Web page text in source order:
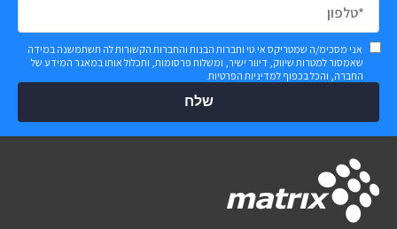
אני מסכימ/ה שמטריקס אי.טי וחברות הבנות והחברות הקשורות לה תשתמשנה במידה
שאמסור למטרות שיווק, דיוור ישיר, ומשלוח פרסומות, ותכלול אותו במאגר המידע של
החברה, והכל בכפוף למדיניות הפרטיות
שלח